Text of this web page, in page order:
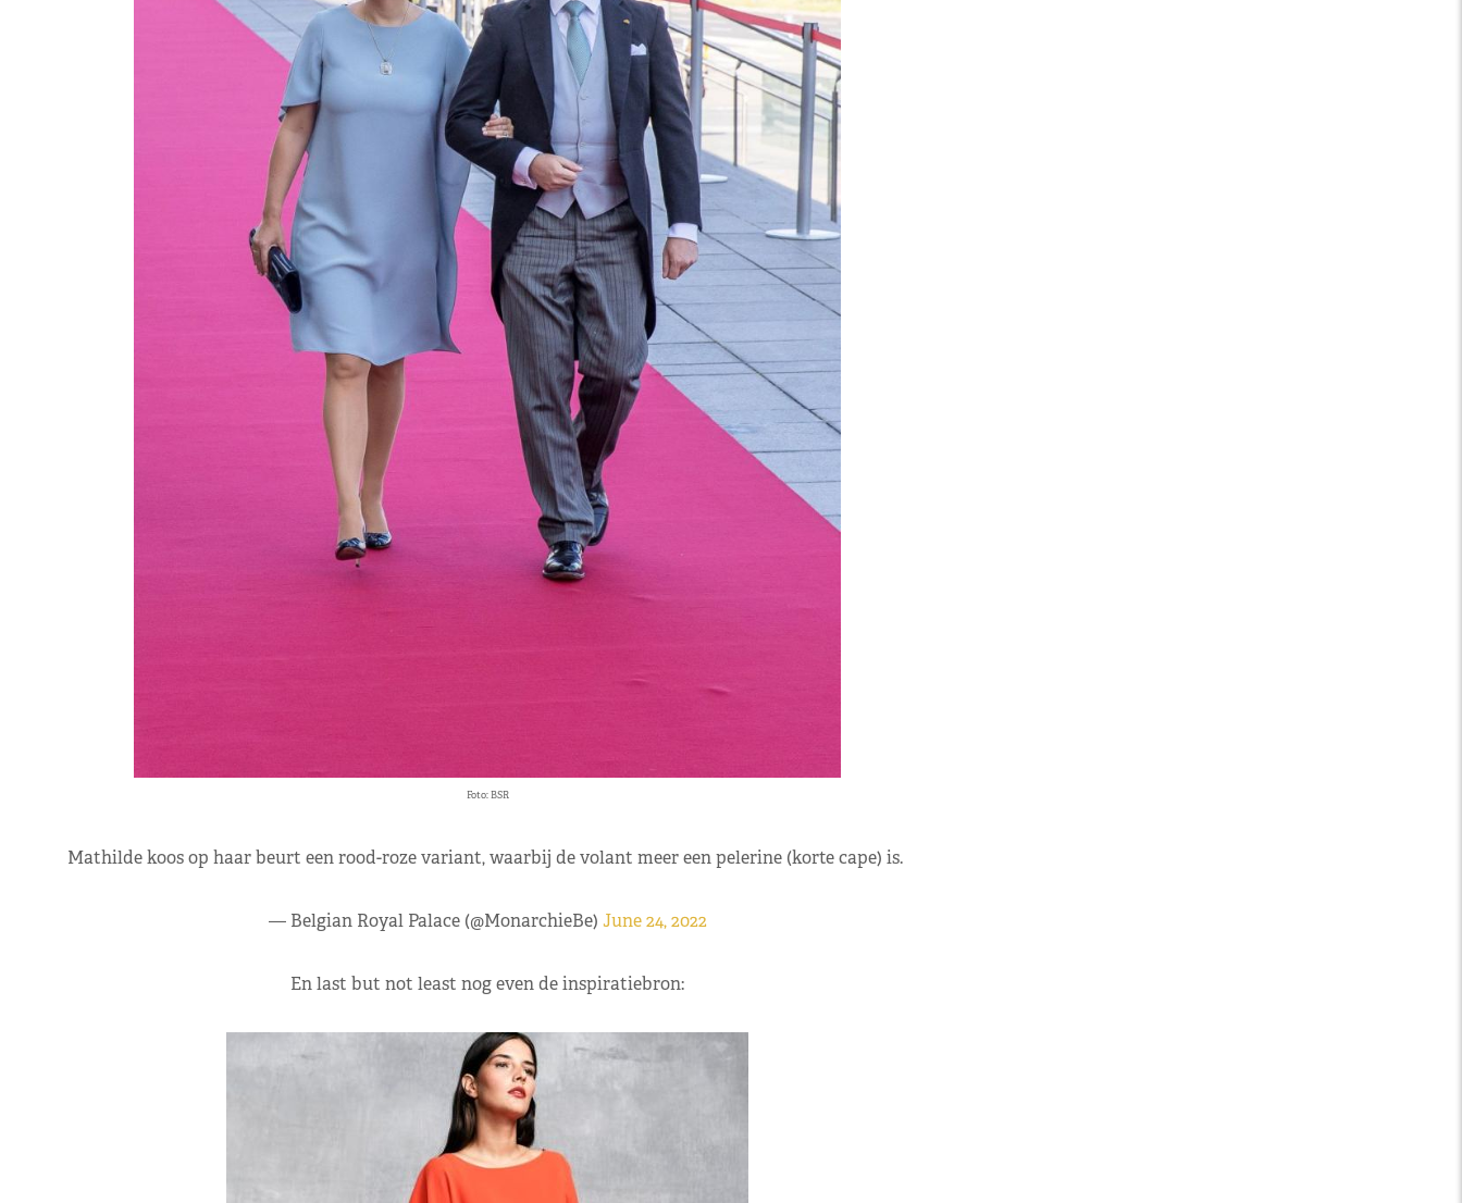
Foto: BSR
Mathilde koos op haar beurt een rood-roze variant, waarbij de volant meer een pelerine (korte cape) is.
— Belgian Royal Palace (@MonarchieBe) June 24, 2022
En last but not least nog even de inspiratiebron: